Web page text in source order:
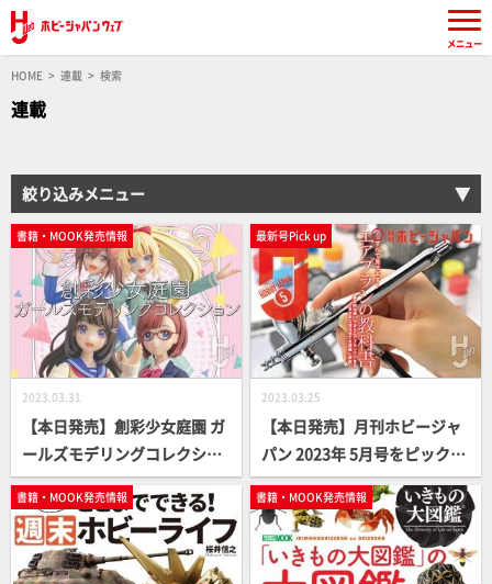
HOME 連載 検索
連載
絞り込みメニュー
書籍・MOOK発売情報
2023.03.31
【本日発売】創彩少女庭園 ガ
ールズモデリングコレクショ
ン【女の子プラキット】
最新号Pick up
2023.03.25
【本日発売】月刊ホビージャ
パン 2023年 5月号をピックア
ップ！
書籍・MOOK発売情報 書籍・MOOK発売情報
メニュー